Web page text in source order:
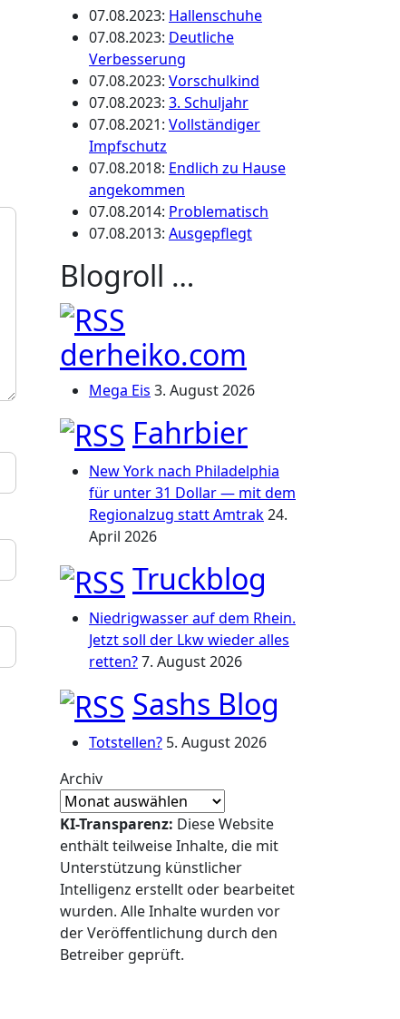
07.08.2023: Hallenschuhe
07.08.2023: Deutliche
Verbesserung
07.08.2023: Vorschulkind
07.08.2023: 3. Schuljahr
07.08.2021: Vollständiger
Impfschutz
07.08.2018: Endlich zu Hause
angekommen
07.08.2014: Problematisch
07.08.2013: Ausgepflegt
Blogroll …
derheiko.com
Mega Eis 3. August 2026
Fahrbier
New York nach Philadelphia
für unter 31 Dollar — mit dem
Regionalzug statt Amtrak24.
April 2026
Truckblog
Niedrigwasser auf dem Rhein.
Jetzt soll der Lkw wieder alles
retten?7. August 2026
Sashs Blog
Totstellen? 5. August 2026
Archiv
KI-Transparenz: Diese Website
enthält teilweise Inhalte, die mit
Unterstützung künstlicher
Intelligenz erstellt oder bearbeitet
wurden. Alle Inhalte wurden vor
der Veröffentlichung durch den
Betreiber geprüft.